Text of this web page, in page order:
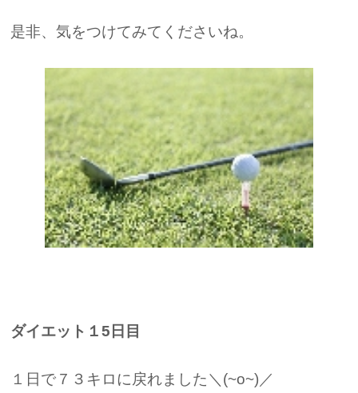
是非、気をつけてみてくださいね。
ダイエット１5日目
１日で７３キロに戻れました＼(~o~)／